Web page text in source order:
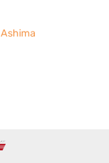
Ashima